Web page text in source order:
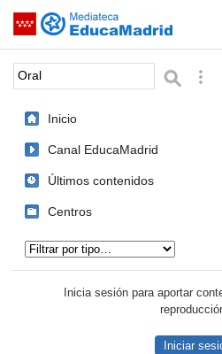
Saltar navegación
Palabra o frase:
Inicio
Canal EducaMadrid
Últimos contenidos
Centros
Inicia sesión para aportar
Iniciar